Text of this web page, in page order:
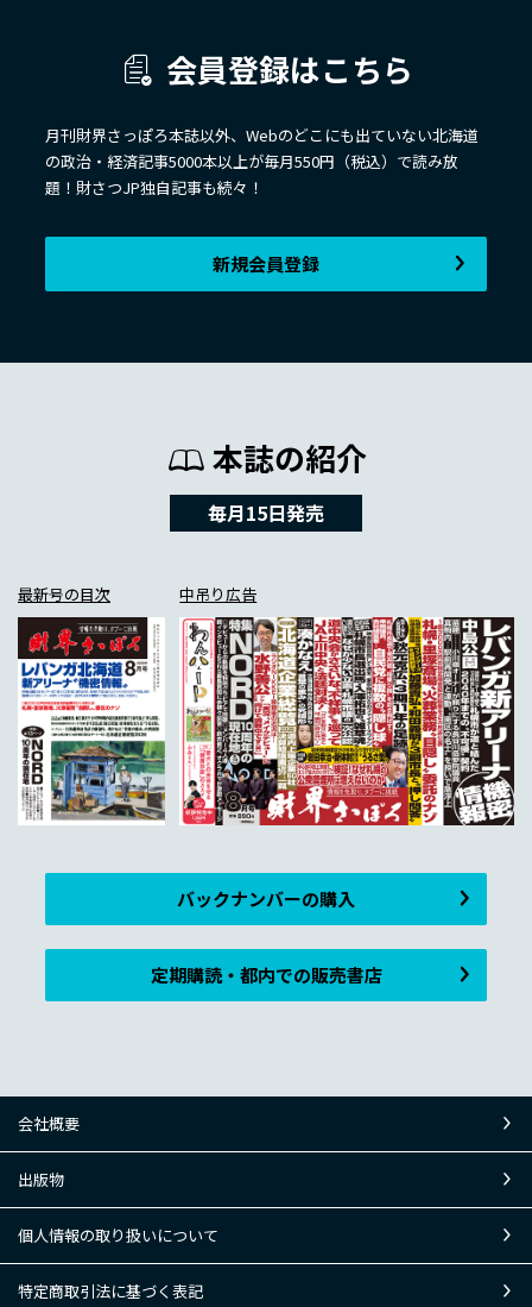
会員登録はこちら
月刊財界さっぽろ本誌以外、Webのどこにも出ていない北海道
の政治・経済記事5000本以上が毎月550円（税込）で読み放
題！財さつJP独自記事も続々！
新規会員登録
本誌の紹介
毎月15日発売
最新号の目次 中吊り広告
バックナンバーの購入
定期購読・都内での販売書店
会社概要
出版物
個人情報の取り扱いについて
特定商取引法に基づく表記